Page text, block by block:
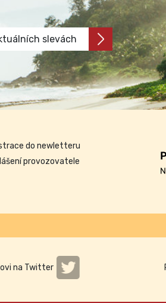
slevách
do newletteru
provozovatele
na Twitter